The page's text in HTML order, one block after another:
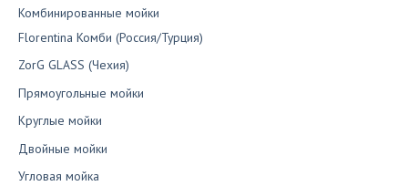
Комбинированные мойки
Florentina Комби (Россия/Турция)
ZorG GLASS (Чехия)
Прямоугольные мойки
Круглые мойки
Двойные мойки
Угловая мойка